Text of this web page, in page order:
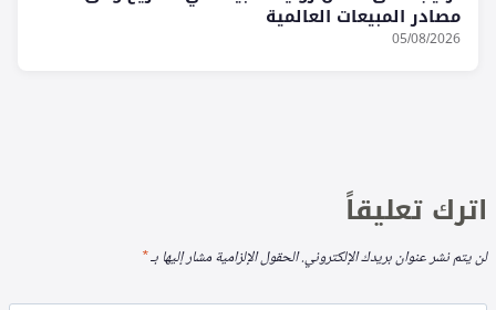
مصادر المبيعات العالمية
05/08/2026
اترك تعليقاً
لن يتم نشر عنوان بريدك الإلكتروني.الحقول الإلزامية مشار إليها بـ*